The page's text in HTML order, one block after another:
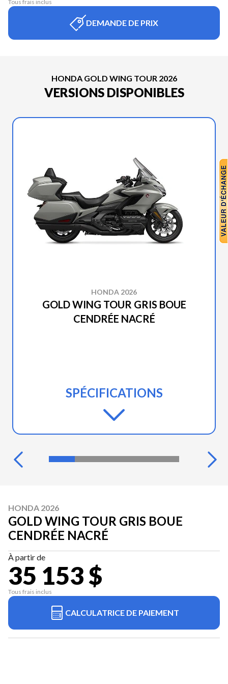
Tous frais inclus
DEMANDE DE PRIX
HONDA GOLD WING TOUR 2026
VERSIONS DISPONIBLES
HONDA 2026
GOLD WING TOUR GRIS BOUE
CENDRÉE NACRÉ
SPÉCIFICATIONS
HONDA 2026
GOLD WING TOUR GRIS BOUE
CENDRÉE NACRÉ
À partir de
35 153 $
Tous frais inclus
CALCULATRICE DE PAIEMENT